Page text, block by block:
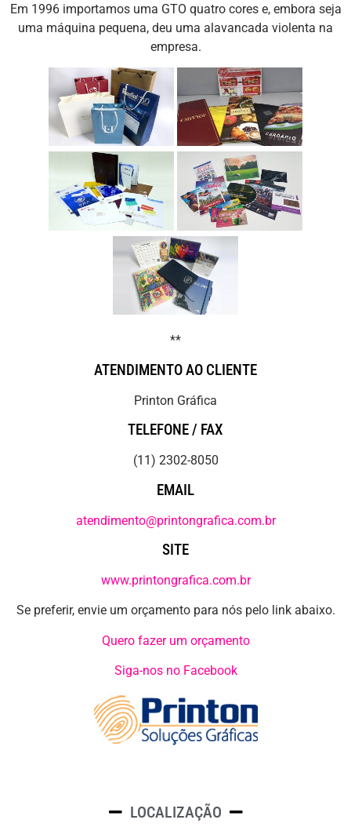
Em 1996 importamos uma GTO quatro cores e, embora seja
uma máquina pequena, deu uma alavancada violenta na
empresa.
**
ATENDIMENTO AO CLIENTE
Printon Gráfica
TELEFONE / FAX
(11) 2302-8050
EMAIL
atendimento@printongrafica.com.br
SITE
www.printongrafica.com.br
Se preferir, envie um orçamento para nós pelo link abaixo.
Quero fazer um orçamento
Siga-nos no Facebook
LOCALIZAÇÃO